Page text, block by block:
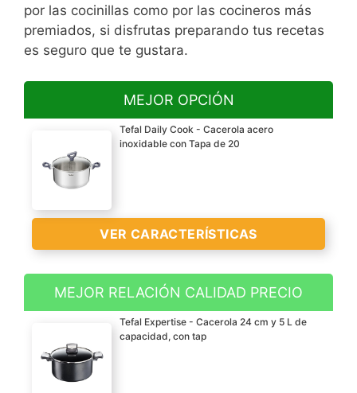
por las cocinillas como por las cocineros más
premiados, si disfrutas preparando tus recetas
es seguro que te gustara.
MEJOR OPCIÓN
Tefal Daily Cook - Cacerola acero
inoxidable con Tapa de 20
VER CARACTERÍSTICAS
Cacerola de 20 cm de
diámetro en el borde
exterior y 11 cm de alto
(18,8 cm de diámetro en
MEJOR RELACIÓN CALIDAD PRECIO
Tefal Expertise - Cacerola 24 cm y 5 L de
capacidad, con tap